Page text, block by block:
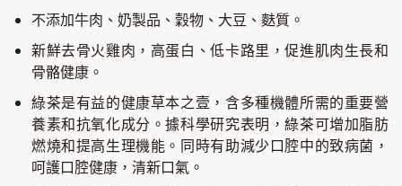
不添加牛肉、奶製品、穀物、大豆、麩質。
新鮮去骨火雞肉，高蛋白、低卡路里，促進肌肉生長和
骨骼健康。
綠茶是有益的健康草本之壹，含多種機體所需的重要營
養素和抗氧化成分。據科學研究表明，綠茶可增加脂肪
燃燒和提高生理機能。同時有助減少口腔中的致病菌，
呵護口腔健康，清新口氣。